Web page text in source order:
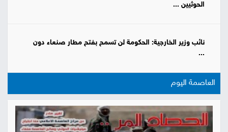
الحوثيين ...
نائب وزير الخارجية: الحكومة لن تسمح بفتح مطار صنعاء دون
...
العاصمة اليوم